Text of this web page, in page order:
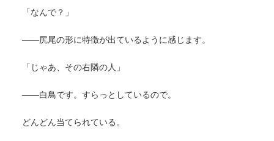
「なんで？」
――尻尾の形に特徴が出ているように感じます。
「じゃあ、その右隣の人」
――白鳥です。すらっとしているので。
どんどん当てられている。